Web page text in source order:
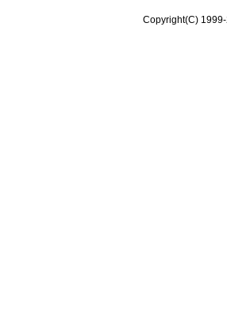
Copyright(C)